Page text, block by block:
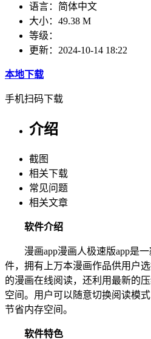
语言： 简体中文
大小： 49.38 M
等级：
更新： 2024-10-14 18:22
本地下载
手机扫码下载
介绍
截图
相关下载
常见问题
相关文章
软件介绍
漫画app漫画人极速版app是一
件，拥有上万本漫画作品供用户
的漫画在线阅读，还利用最新的
空间。用户可以随意切换阅读模
节省内存空间。
软件特色